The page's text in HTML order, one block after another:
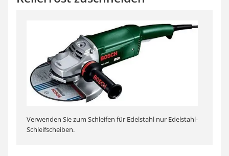
Verwenden Sie zum Schleifen für Edelstahl nur Edelstahl-
Schleifscheiben.